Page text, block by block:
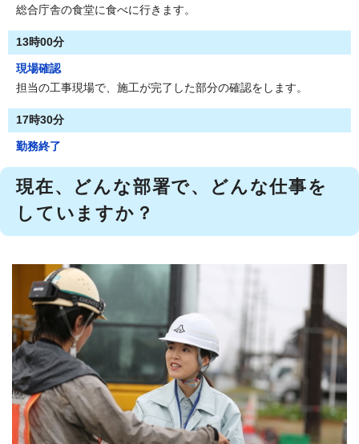
総合庁舎の食堂に食べに行きます。
13時00分
現場確認
担当の工事現場で、施工が完了した部分の確認をします。
17時30分
勤務終了
現在、どんな部署で、どんな仕事を
していますか？